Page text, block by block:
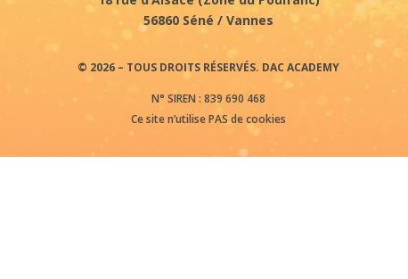
56860 Séné / Vannes
© 2026 – TOUS DROITS RÉSERVÉS. DAC ACADEMY
N° SIREN : 839 690 468
Ce site n’utilise PAS de cookies